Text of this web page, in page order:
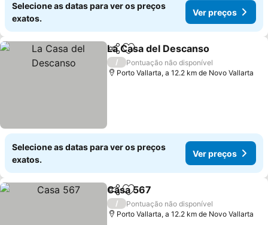
Selecione as datas para ver os preços
exatos.
Ver preços
PartilharAdicionar aos favoritos
La Casa del Descanso
/
Pontuação não disponível
Porto Vallarta, a 12.2 km de Novo Vallarta
Selecione as datas para ver os preços
exatos.
Ver preços
PartilharAdicionar aos favoritos
Casa 567
/
Pontuação não disponível
Porto Vallarta, a 12.2 km de Novo Vallarta